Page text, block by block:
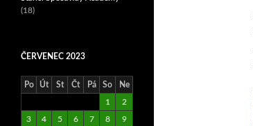
(18)
ČERVENEC 2023
Po Út St Čt Pá So Ne
1 2
3 4 5 6 7 8 9